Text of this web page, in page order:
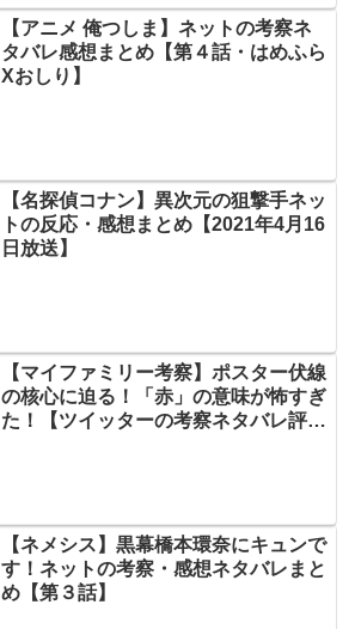
ン・背中の正面・六壁坂・ドラマ】
【アニメ 俺つしま】ネットの考察ネ
タバレ感想まとめ【第４話・はめふら
Xおしり】
【名探偵コナン】異次元の狙撃手ネッ
トの反応・感想まとめ【2021年4月16
日放送】
【マイファミリー考察】ポスター伏線
の核心に迫る！「赤」の意味が怖すぎ
た！【ツイッターの考察ネタバレ評価
【ネメシス】黒幕橋本環奈にキュンで
す！ネットの考察・感想ネタバレまと
め【第３話】